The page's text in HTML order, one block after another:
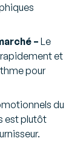
– Le
rapidement et
pour
du
est plutôt